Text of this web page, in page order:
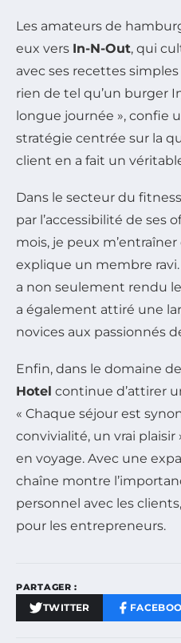
Les amateurs de
eux vers In-N-Out, qui
avec ses recettes simples
rien de tel qu’un burger
longue journée », confie
stratégie centrée sur la
client en a fait un
Dans le secteur du
par l’accessibilité de ses
mois, je peux
explique un membre
a non seulement rendu
a également attiré une
novices aux passionnés
Enfin, dans le domaine
Hotel continue d’attirer
« Chaque séjour est
convivialité, un vrai
en voyage. Avec une
chaîne montre
personnel avec les
pour les entrepreneurs.
PARTAGER :
TWITTER